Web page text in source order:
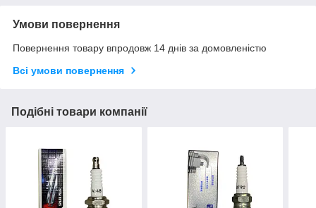
Умови повернення
Повернення товару впродовж 14 днів за домовленістю
Всі умови повернення
Подібні товари компанії